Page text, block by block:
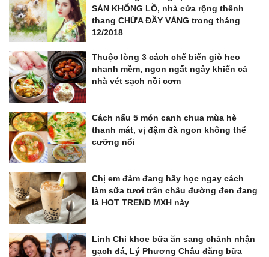
SẢN KHỔNG LỒ, nhà cửa rộng thênh
thang CHỨA ĐẦY VÀNG trong tháng
12/2018
Thuộc lòng 3 cách chế biến giò heo
nhanh mềm, ngon ngất ngây khiến cả
nhà vét sạch nồi cơm
Cách nấu 5 món canh chua mùa hè
thanh mát, vị đậm đà ngon không thể
cưỡng nổi
Chị em đảm đang hãy học ngay cách
làm sữa tươi trân châu đường đen đang
là HOT TREND MXH này
Linh Chi khoe bữa ăn sang chảnh nhận
gạch đá, Lý Phương Châu đăng bữa